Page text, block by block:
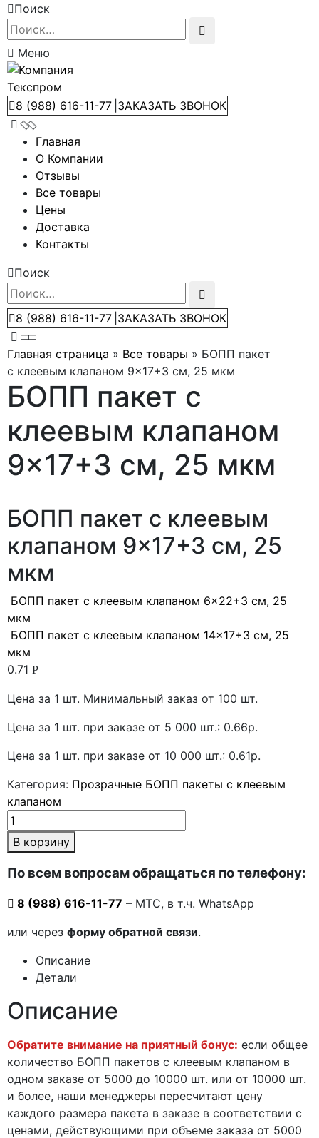
Поиск
Меню
8 (988) 616-11-77 ЗАКАЗАТЬ ЗВОНОК
Главная
О Компании
Отзывы
Все товары
Цены
Доставка
Контакты
Поиск
8 (988) 616-11-77 ЗАКАЗАТЬ ЗВОНОК
Главная страница » Все товары » БОПП пакет
с клеевым клапаном 9×17+3 см, 25 мкм
БОПП пакет с
клеевым клапаном
9×17+3 см, 25 мкм
БОПП пакет с клеевым
клапаном 9×17+3 см, 25
мкм
БОПП пакет с клеевым клапаном 6×22+3 см, 25
мкм
БОПП пакет с клеевым клапаном 14×17+3 см, 25
мкм
0.71 Р
Цена за 1 шт. Минимальный заказ от 100 шт.
Цена за 1 шт. при заказе от 5 000 шт.: 0.66р.
Цена за 1 шт. при заказе от 10 000 шт.: 0.61р.
Категория: Прозрачные БОПП пакеты с клеевым
клапаном
В корзину
По всем вопросам обращаться по телефону:
8 (988) 616-11-77 – МТС, в т.ч. WhatsApp
или через форму обратной связи.
Описание
Детали
Описание
Обратите внимание на приятный бонус: если общее
количество БОПП пакетов с клеевым клапаном в
одном заказе от 5000 до 10000 шт. или от 10000 шт.
и более, наши менеджеры пересчитают цену
каждого размера пакета в заказе в соответствии с
ценами, действующими при объеме заказа от 5000